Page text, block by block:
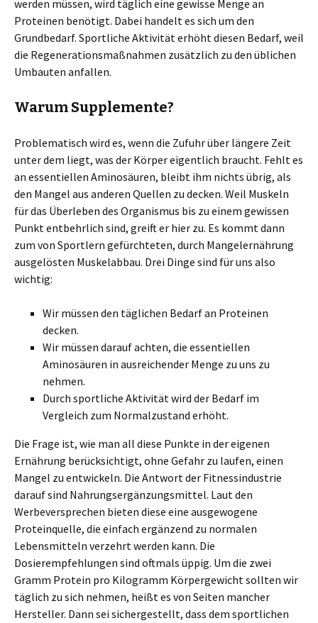
werden müssen, wird täglich eine gewisse Menge an
Proteinen benötigt. Dabei handelt es sich um den
Grundbedarf. Sportliche Aktivität erhöht diesen Bedarf, weil
die Regenerationsmaßnahmen zusätzlich zu den üblichen
Umbauten anfallen.
Warum Supplemente?
Problematisch wird es, wenn die Zufuhr über längere Zeit
unter dem liegt, was der Körper eigentlich braucht. Fehlt es
an essentiellen Aminosäuren, bleibt ihm nichts übrig, als
den Mangel aus anderen Quellen zu decken. Weil Muskeln
für das Überleben des Organismus bis zu einem gewissen
Punkt entbehrlich sind, greift er hier zu. Es kommt dann
zum von Sportlern gefürchteten, durch Mangelernährung
ausgelösten Muskelabbau. Drei Dinge sind für uns also
wichtig:
Wir müssen den täglichen Bedarf an Proteinen
decken.
Wir müssen darauf achten, die essentiellen
Aminosäuren in ausreichender Menge zu uns zu
nehmen.
Durch sportliche Aktivität wird der Bedarf im
Vergleich zum Normalzustand erhöht.
Die Frage ist, wie man all diese Punkte in der eigenen
Ernährung berücksichtigt, ohne Gefahr zu laufen, einen
Mangel zu entwickeln. Die Antwort der Fitnessindustrie
darauf sind Nahrungsergänzungsmittel. Laut den
Werbeversprechen bieten diese eine ausgewogene
Proteinquelle, die einfach ergänzend zu normalen
Lebensmitteln verzehrt werden kann. Die
Dosierempfehlungen sind oftmals üppig. Um die zwei
Gramm Protein pro Kilogramm Körpergewicht sollten wir
täglich zu sich nehmen, heißt es von Seiten mancher
Hersteller. Dann sei sichergestellt, dass dem sportlichen